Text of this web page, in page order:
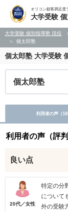
オリコン顧客満足度
大学受験
大学受験 個別指導塾 現役
個太郎塾
個太郎塾 大学受験
個太郎塾
利用者の声（18
利用者の声（評
良い点
20代／女性
特定の分
について
外の受験